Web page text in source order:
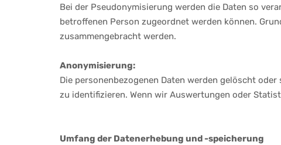
Bei der Pseudonymisierung werden die Daten so
betroffenen Person zugeordnet werden können.
zusammengebracht werden.
Anonymisierung:
Die personenbezogenen Daten werden gelöscht
zu identifizieren. Wenn wir Auswertungen oder
Umfang der Datenerhebung und -speicherung